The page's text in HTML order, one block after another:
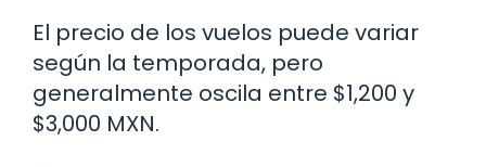
El precio de los vuelos puede variar
según la temporada, pero
generalmente oscila entre $1,200 y
$3,000 MXN.